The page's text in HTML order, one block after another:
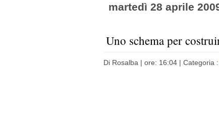
martedì 28 aprile
Uno schema per
Di Rosalba | ore: 16:04 | Categoria :